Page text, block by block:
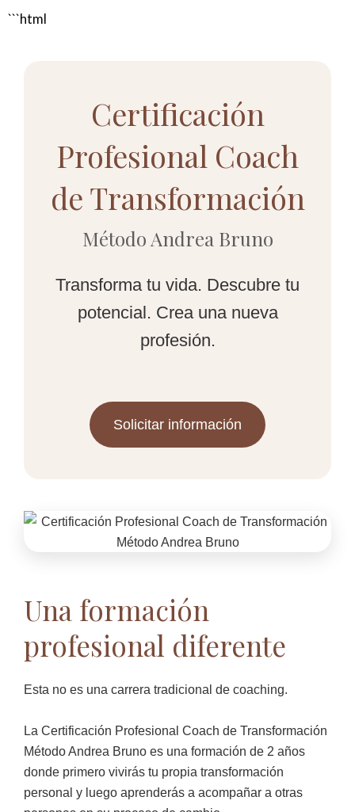
```html
Certificación
Profesional Coach
de Transformación
Método Andrea Bruno
Transforma tu vida. Descubre tu
potencial. Crea una nueva
profesión.
Solicitar información
Una formación
profesional diferente
Esta no es una carrera tradicional de coaching.
La Certificación Profesional Coach de Transformación
Método Andrea Bruno es una formación de 2 años
donde primero vivirás tu propia transformación
personal y luego aprenderás a acompañar a otras